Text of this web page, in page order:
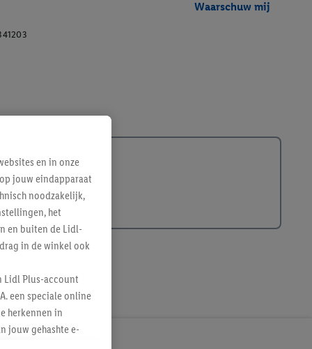
Waarschuw mij
en in onze
jouw eindapparaat
noodzakelijk,
het
en buiten de Lidl-
in de winkel ook
Lidl Plus-account
een speciale online
herkennen in
jouw gehashte e-